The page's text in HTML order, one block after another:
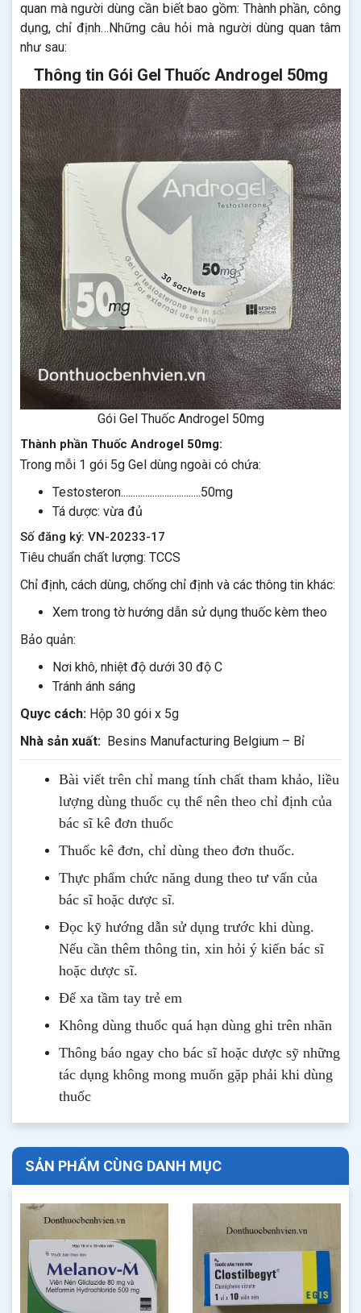
quan mà người dùng cần biết bao gồm: Thành phần, công
dụng, chỉ định…Những câu hỏi mà người dùng quan tâm
như sau:
Thông tin Gói Gel Thuốc Androgel 50mg
Gói Gel Thuốc Androgel 50mg
Thành phần Thuốc Androgel 50mg:
Trong mỗi 1 gói 5g Gel dùng ngoài có chứa:
Testosteron.................................50mg
Tá dược: vừa đủ
Số đăng ký: VN-20233-17
Tiêu chuẩn chất lượng: TCCS
Chỉ định, cách dùng, chống chỉ định và các thông tin khác:
Xem trong tờ hướng dẫn sử dụng thuốc kèm theo
Bảo quản:
Nơi khô, nhiệt độ dưới 30 độ C
Tránh ánh sáng
Quyc cách: Hộp 30 gói x 5g
Nhà sản xuất: Besins Manufacturing Belgium – Bỉ
Bài viết trên chỉ mang tính chất tham khảo, liều
lượng dùng thuốc cụ thể nên theo chỉ định của
bác sĩ kê đơn thuốc
Thuốc kê đơn, chỉ dùng theo đơn thuốc.
Thực phẩm chức năng dung theo tư vấn của
bác sĩ hoặc dược sĩ.
Đọc kỹ hướng dẫn sử dụng trước khi dùng.
Nếu cần thêm thông tin, xin hỏi ý kiến bác sĩ
hoặc dược sĩ.
Để xa tầm tay trẻ em
Không dùng thuốc quá hạn dùng ghi trên nhãn
Thông báo ngay cho bác sĩ hoặc dược sỹ những
tác dụng không mong muốn gặp phải khi dùng
thuốc
SẢN PHẨM CÙNG DANH MỤC